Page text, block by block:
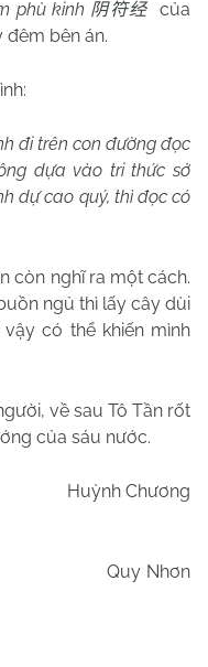
phù kinh 阴符经
của
đêm bên án.
đi trên con đường đọc
dựa vào tri thức sở
dự cao quý, thì đọc có
còn nghĩ ra một cách.
ngủ thì lấy cây dùi
có thể khiến mình
về sau Tô Tần rốt
của sáu nước.
Huỳnh Chương
Quy Nhơn